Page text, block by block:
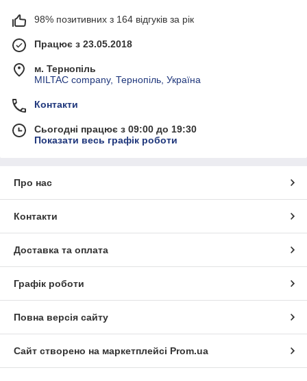
98% позитивних з 164 відгуків за рік
Працює з 23.05.2018
м. Тернопіль
MILTAC company, Тернопіль, Україна
Контакти
Сьогодні працює з 09:00 до 19:30
Показати весь графік роботи
Про нас
Контакти
Доставка та оплата
Графік роботи
Повна версія сайту
Сайт створено на маркетплейсі Prom.ua